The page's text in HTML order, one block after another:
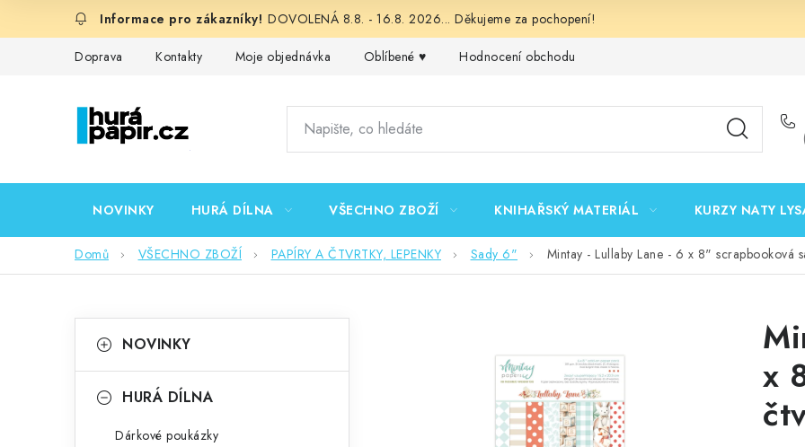
DOVOLENÁ 8.8. - 16.8. 2026... Děkujeme za pochopení!
Doprava Kontakty Moje objednávka Oblíbené ♥️ Hodnocení obchodu
NOVINKY HURÁ DÍLNA VŠECHNO ZBOŽÍ KNIHAŘSKÝ MATERIÁL KURZY NATY
Domů VŠECHNO ZBOŽÍ PAPÍRY A ČTVRTKY, LEPENKY Sady 6" Mintay - Lullaby Lane - 6 x 8" scrapbooková
okategorie
a
NOVINKY
HURÁ DÍLNA
Dárkové poukázky
x